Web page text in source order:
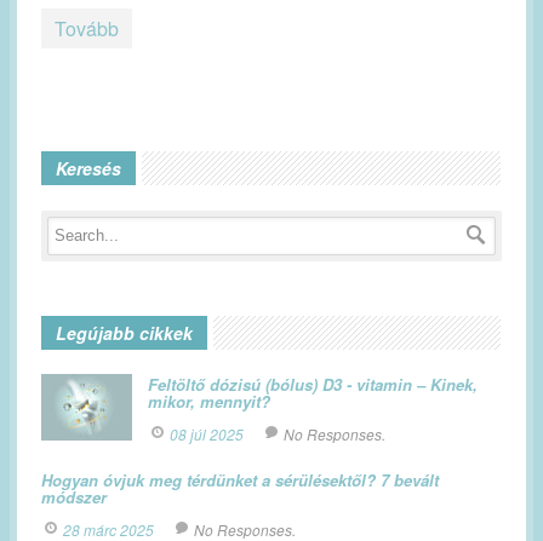
Tovább
Keresés
Legújabb cikkek
Feltöltő dózisú (bólus) D3 - vitamin – Kinek,
mikor, mennyit?
08 júl 2025 No Responses.
Hogyan óvjuk meg térdünket a sérülésektől? 7 bevált
módszer
28 márc 2025 No Responses.